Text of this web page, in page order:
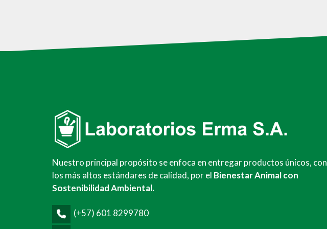
Nuestro principal propósito se enfoca en entregar productos únicos, con
los más altos estándares de calidad, por el Bienestar Animal con
Sostenibilidad Ambiental.
(+57) 601 8299780